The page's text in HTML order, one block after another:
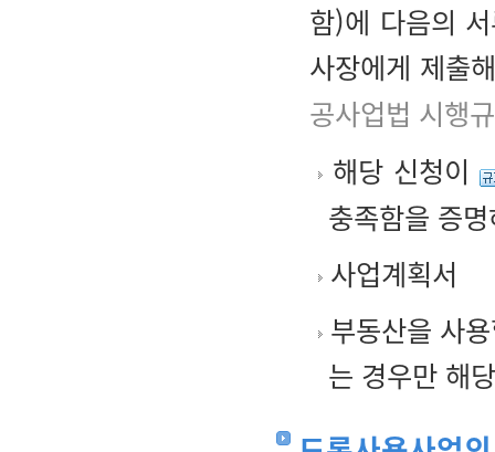
함)에 다음의
사장에게 제출
공사업법 시행
해당 신청이
충족함을 증
사업계획서
부동산을 사
는 경우만 해